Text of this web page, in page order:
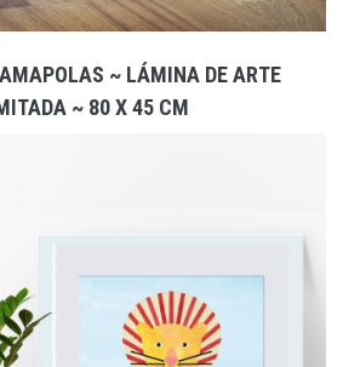
~ LÁMINA DE ARTE
~ 80 X 45 CM